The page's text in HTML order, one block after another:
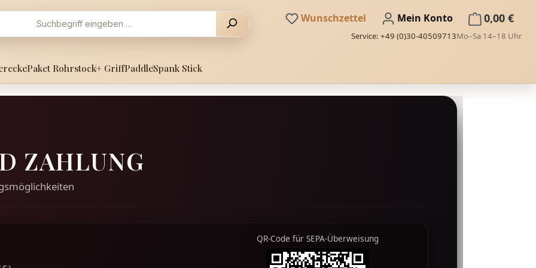
Paket Rohrstock+ GriffPaddleSpank Stick
Wunschzettel Du hast 0 Produkte auf dem
Mein Konto 0,00 €
Service: +49 (0)30-40509713Mo–Sa 14–18 Uhr
ZAHLUNG
QR-Code für SEPA-Überweisung